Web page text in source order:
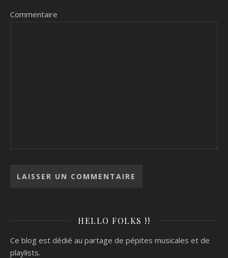
Commentaire
HELLO FOLKS !!
Ce blog est dédié au partage de pépites musicales et de
playlists.